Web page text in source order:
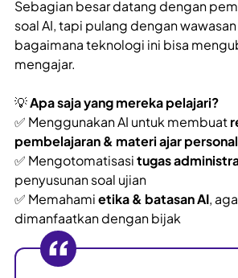
Sebagian besar datang dengan
soal AI, tapi pulang dengan
bagaimana teknologi ini bisa
mengajar.
💡Apa saja yang mereka pelajari?
✅ Menggunakan AI untuk membuat
pembelajaran & materi ajar
✅ Mengotomatisasitugas
penyusunan soal ujian
✅ Memahamietika & batasan AI,
dimanfaatkan dengan bijak